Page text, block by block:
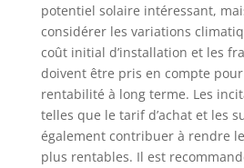
potentiel solaire intéressant,
considérer les variations
coût initial d’installation et les
doivent être pris en compte
rentabilité à long terme. Les
telles que le tarif d’achat et les
également contribuer à rendre
plus rentables. Il est